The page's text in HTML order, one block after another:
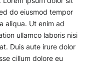
do eiusmod tempor
aliqua. Ut enim ad
ullamco laboris nisi
Duis aute irure dolor
cillum dolore eu